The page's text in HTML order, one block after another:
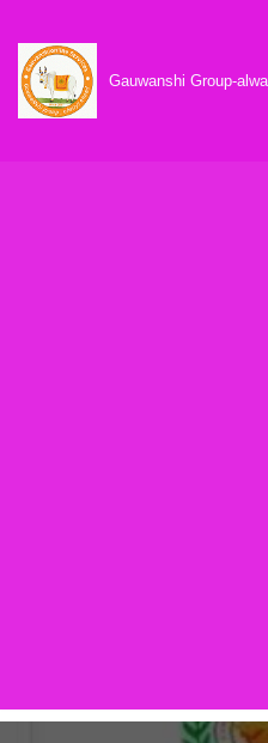
Skip
to
content
Gauwanshi Group-